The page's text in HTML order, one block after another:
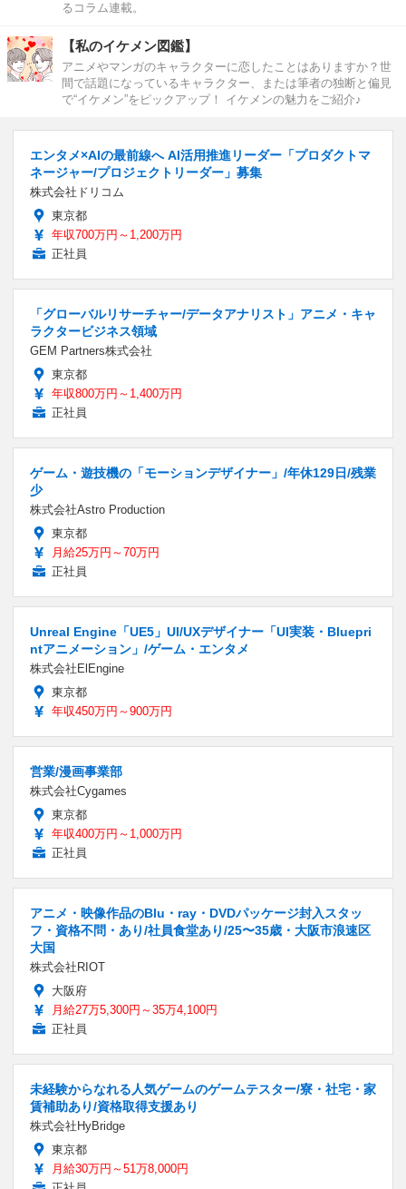
るコラム連載。
【私のイケメン図鑑】
アニメやマンガのキャラクターに恋したことはありますか？世
間で話題になっているキャラクター、または筆者の独断と偏見
で“イケメン”をピックアップ！ イケメンの魅力をご紹介♪
エンタメ×AIの最前線へ AI活用推進リーダー「プロダクトマ
ネージャー/プロジェクトリーダー」募集
株式会社ドリコム
東京都
年収700万円～1,200万円
正社員
「グローバルリサーチャー/データアナリスト」アニメ・キャ
ラクタービジネス領域
GEM Partners株式会社
東京都
年収800万円～1,400万円
正社員
ゲーム・遊技機の「モーションデザイナー」/年休129日/残業
少
株式会社Astro Production
東京都
月給25万円～70万円
正社員
Unreal Engine「UE5」UI/UXデザイナー「UI実装・Bluepri
ntアニメーション」/ゲーム・エンタメ
株式会社ElEngine
東京都
年収450万円～900万円
営業/漫画事業部
株式会社Cygames
東京都
年収400万円～1,000万円
正社員
アニメ・映像作品のBlu・ray・DVDパッケージ封入スタッ
フ・資格不問・あり/社員食堂あり/25〜35歳・大阪市浪速区
大国
株式会社RIOT
大阪府
月給27万5,300円～35万4,100円
正社員
未経験からなれる人気ゲームのゲームテスター/寮・社宅・家
賃補助あり/資格取得支援あり
株式会社HyBridge
東京都
月給30万円～51万8,000円